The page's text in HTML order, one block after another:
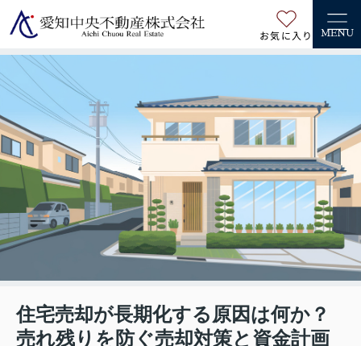
お気に入り MENU
住宅売却が長期化する原因は何か？
売れ残りを防ぐ売却対策と資金計画